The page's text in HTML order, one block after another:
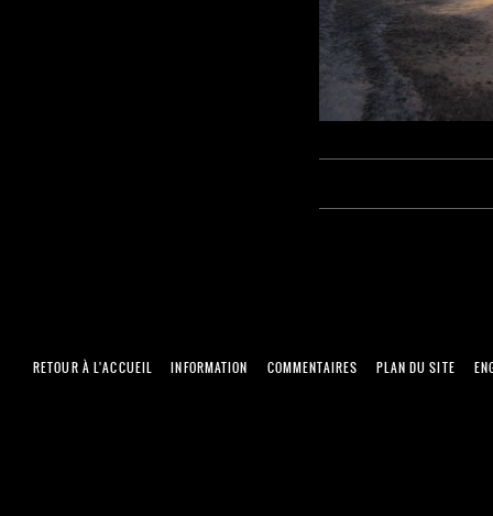
RETOUR À L'ACCUEIL INFORMATION COMMENTAIRES PLAN DU SITE